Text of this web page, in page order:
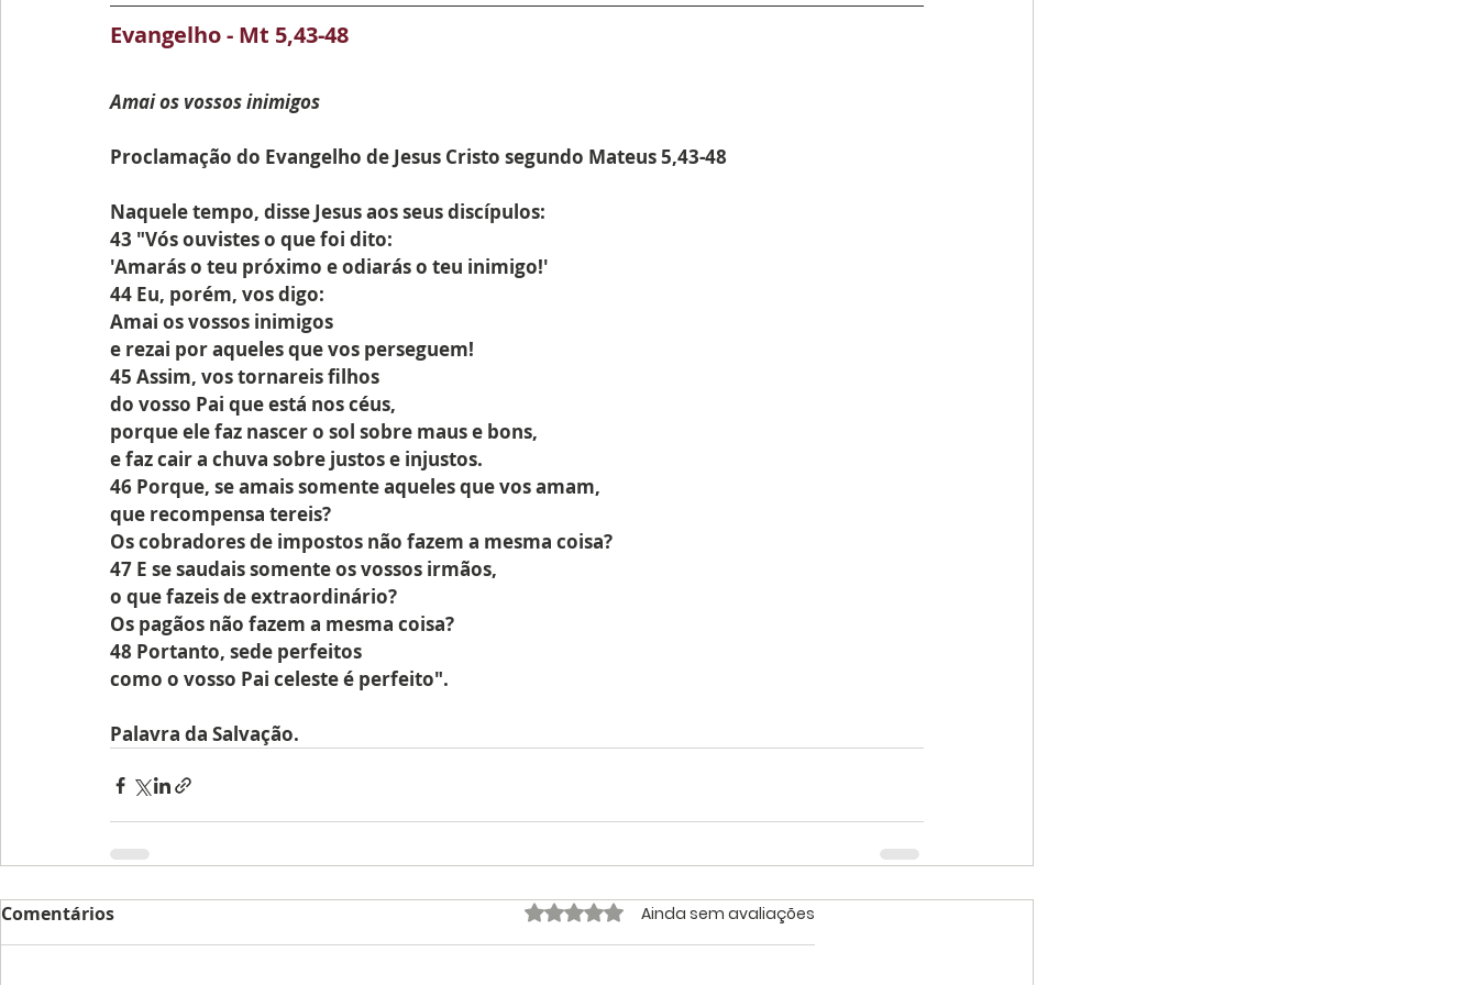
Evangelho - Mt 5,43-48
Amai os vossos inimigos
Proclamação do Evangelho de Jesus Cristo segundo Mateus 5,43-48
Naquele tempo, disse Jesus aos seus discípulos:
43 "Vós ouvistes o que foi dito:
'Amarás o teu próximo e odiarás o teu inimigo!'
44 Eu, porém, vos digo:
Amai os vossos inimigos
e rezai por aqueles que vos perseguem!
45 Assim, vos tornareis filhos
do vosso Pai que está nos céus,
porque ele faz nascer o sol sobre maus e bons,
e faz cair a chuva sobre justos e injustos.
46 Porque, se amais somente aqueles que vos amam,
que recompensa tereis?
Os cobradores de impostos não fazem a mesma coisa?
47 E se saudais somente os vossos irmãos,
o que fazeis de extraordinário?
Os pagãos não fazem a mesma coisa?
48 Portanto, sede perfeitos
como o vosso Pai celeste é perfeito".
Palavra da Salvação.
Comentários Avaliado com 0 de 5 estrelas.
Ainda sem avaliações